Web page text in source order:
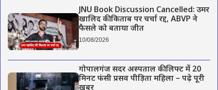
JNU Book Discussion Cancelled: उमर
खालिद की किताब पर चर्चा रद्द, ABVP ने
फैसले को बताया जीत
10/08/2026
गोपालगंज सदर अस्पताल की लिफ्ट में 20
मिनट फंसी प्रसव पीड़िता महिला – पढ़े पूरी